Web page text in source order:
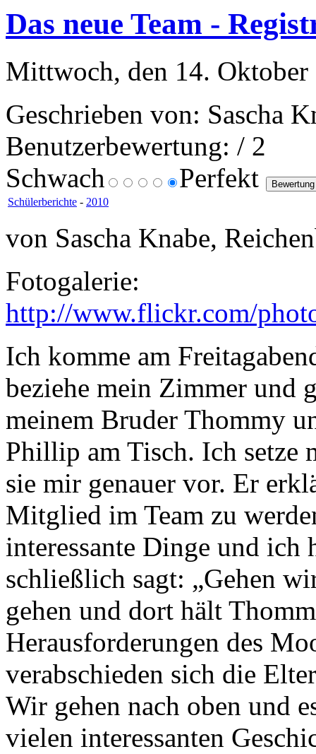
Das neue Team -
Mittwoch, den 14.
Geschrieben von: Sascha
Benutzerbewertung: / 2
Schwach
Perfekt
Schülerberichte - 2010
von Sascha Knabe,
Fotogalerie:
http://www.flickr.com/
Ich komme am
beziehe mein Zimmer und
meinem Bruder Thommy
Phillip am Tisch. Ich setze
sie mir genauer vor. Er
Mitglied im Team zu
interessante Dinge und ich
schließlich sagt: „Gehen
gehen und dort hält
Herausforderungen des
verabschieden sich die
Wir gehen nach oben und
vielen interessanten